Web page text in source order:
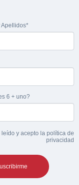
Apellidos*
6 + uno?
leído y acepto la política de
privacidad
en su email el